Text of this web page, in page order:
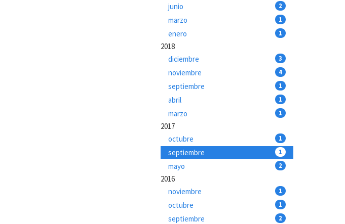
junio 2
marzo 1
enero 1
2018
diciembre
3
noviembre 4
septiembre 1
abril 1
marzo 1
2017
octubre
1
septiembre 1
mayo 2
2016
noviembre
1
octubre 1
septiembre 2